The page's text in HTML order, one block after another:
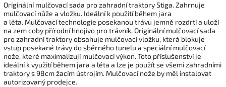
Originální mulčovací sada pro zahradní traktory Stiga. Zahrnuje
mulčovací nůže a vložku. Ideální k použití během jara
a léta. Mulčovací technologie posekanou trávu jemně rozdrtí a uloží
na zem coby přírodní hnojivo pro trávník. Originální mulčovací sada
pro zahradní traktory obsahuje mulčovací vložku, která blokuje
vstup posekané trávy do sběrného tunelu a speciální mulčovací
nože, které maximalizují mulčovací výkon. Toto příslušenství je
ideální k využití během jara a léta a lze je použít se všemi zahradními
traktory s 98cm žacím ústrojím. Mulčovací nože by měl instalovat
autorizovaný prodejce.